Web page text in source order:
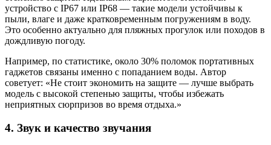
устройство с IP67 или IP68 — такие модели устойчивы к
пыли, влаге и даже кратковременным погружениям в воду.
Это особенно актуально для пляжных прогулок или походов в
дождливую погоду.
Например, по статистике, около 30% поломок портативных
гаджетов связаны именно с попаданием воды. Автор
советует: «Не стоит экономить на защите — лучше выбрать
модель с высокой степенью защиты, чтобы избежать
неприятных сюрпризов во время отдыха.»
4. Звук и качество звучания